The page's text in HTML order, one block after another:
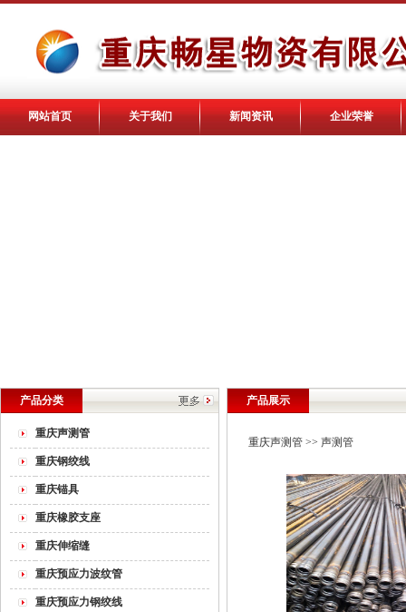
网站首页 关于我们 新闻资讯 企业荣誉
产品分类
重庆声测管
重庆钢绞线
重庆锚具
重庆橡胶支座
重庆伸缩缝
重庆预应力波纹管
重庆预应力钢绞线
产品展示
重庆声测管 >> 声测管